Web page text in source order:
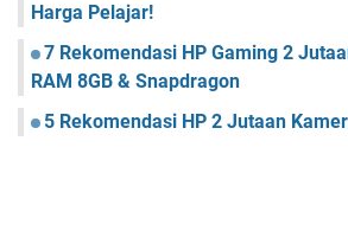
Harga Pelajar!
7 Rekomendasi HP Gaming 2
RAM 8GB & Snapdragon
5 Rekomendasi HP 2 Jutaan